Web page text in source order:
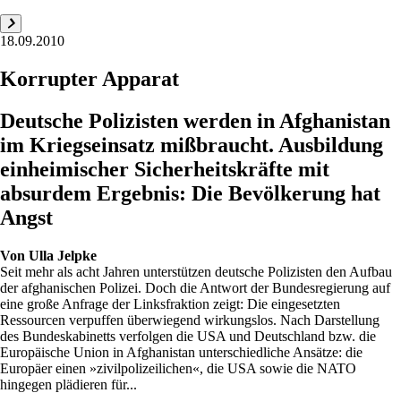
18.09.2010
Korrupter Apparat
Deutsche Polizisten werden in Afghanistan
im Kriegseinsatz mißbraucht. Ausbildung
einheimischer Sicherheitskräfte mit
absurdem Ergebnis: Die Bevölkerung hat
Angst
Von Ulla Jelpke
Seit mehr als acht Jahren unterstützen deutsche Polizisten den Aufbau
der afghanischen Polizei. Doch die Antwort der Bundesregierung auf
eine große Anfrage der Linksfraktion zeigt: Die eingesetzten
Ressourcen verpuffen überwiegend wirkungslos. Nach Darstellung
des Bundeskabinetts verfolgen die USA und Deutschland bzw. die
Europäische Union in Afghanistan unterschiedliche Ansätze: die
Europäer einen »zivilpolizeilichen«, die USA sowie die NATO
hingegen plädieren für...